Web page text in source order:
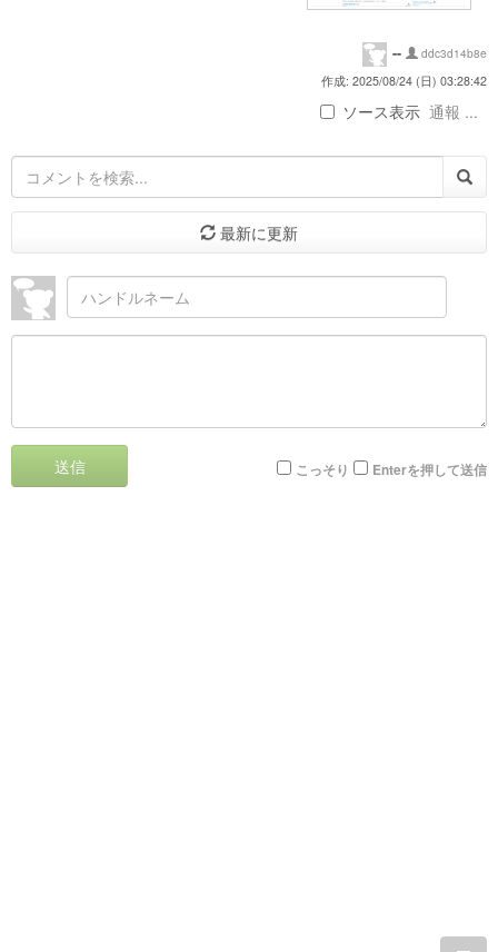
--
ddc3d14b8e
作成: 2025/08/24 (日) 03:28:42
ソース表示 通報 ...
最新に更新
送信 こっそり Enterを押して送信